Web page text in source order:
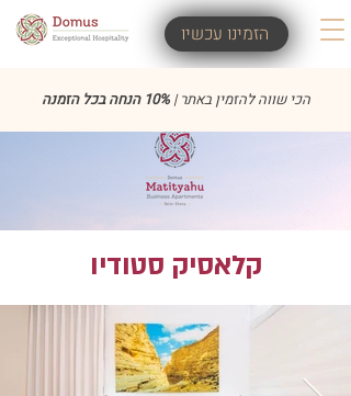
הזמינו עכשיו
הכי שווה להזמין באתר |10% הנחה בכל הזמנה
קלאסיק סטודיו